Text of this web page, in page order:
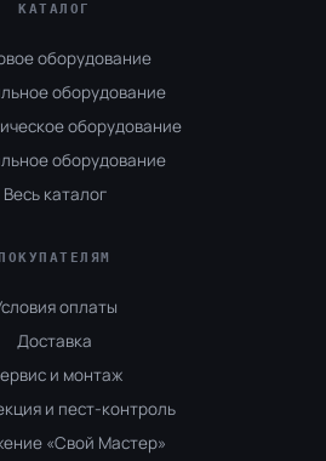
КАТАЛОГ
оборудование
оборудование
оборудование
оборудование
Весь каталог
ПОКУПАТЕЛЯМ
оплаты
Доставка
и монтаж
и пест-контроль
«Свой Мастер»